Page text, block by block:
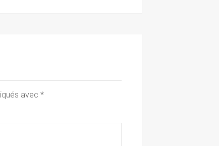
avec *